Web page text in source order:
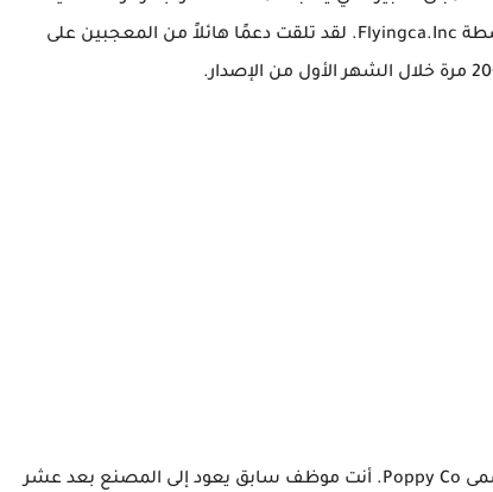
ستحاول إبادتك. حيث تم تطوير اللعبة بواسطة Flyingca.Inc. لقد تلقت دعمًا هائلاً من المعجبين على
تم تعيين لعبة بوبي بلاي تايم في مصنع يسمى Poppy Co. أنت موظف سابق يعود إلى المصنع بعد عشر